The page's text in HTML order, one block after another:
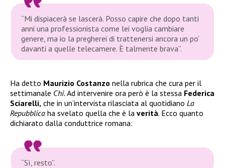
“Mi dispiacerà se lascerà. Posso capire che dopo tanti
anni una professionista come lei voglia cambiare
genere, ma io la pregherei di trattenersi ancora un po’
davanti a quelle telecamere. È talmente brava”.
Ha detto Maurizio Costanzo nella rubrica che cura per il
settimanale Chi.Ad intervenire ora però è la stessa Federica
Sciarelli, che in un’intervista rilasciata al quotidiano La
Repubblica ha svelato quella che è la verità. Ecco quanto
dichiarato dalla conduttrice romana:
“Sì, resto”.